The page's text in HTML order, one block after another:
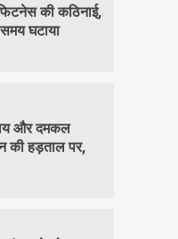
की कठिनाई,
घटाया
और दमकल
की हड़ताल पर,